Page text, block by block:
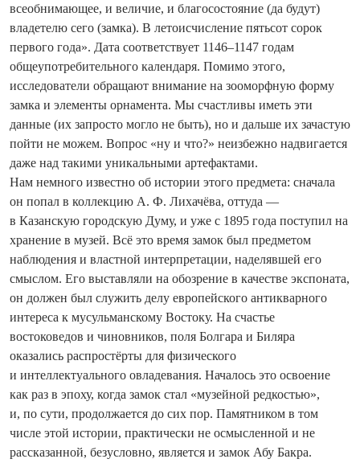
всеобнимающее, и величие, и благосостояние (да будут)
владетелю сего (замка). В ле­тоисчисление пятьсот сорок
первого года». Дата соответствует 1146–1147 годам
общеупотребительного календаря. Помимо этого,
исследователи обращают внимание на зооморфную форму
замка и элементы орнамента. Мы счастливы иметь эти
данные (их запросто могло не быть), но и дальше их зачастую
пойти не можем. Вопрос «ну и что?» неизбежно надвигается
даже над такими уникальными артефактами.
Нам немного известно об истории этого предмета: сначала
он попал в коллекцию А. Ф. Лихачёва, оттуда —
в Казанскую городскую Думу, и уже с 1895 года поступил на
хранение в музей. Всё это время замок был предметом
наблюдения и властной интерпретации, наделявшей его
смыслом. Его выставляли на обозрение в качестве экспоната,
он должен был служить делу европейского антикварного
интереса к мусульманскому Востоку. На счастье
востоковедов и чиновников, поля Болгара и Биляра
оказались распростёрты для физического
и интеллектуального ­овладевания. Началось это освоение
как раз в эпоху, когда замок стал «музейной редкостью»,
и, по сути, продолжается до сих пор. Памятником в том
числе этой истории, практически не осмысленной и не
рассказанной, безусловно, является и замок Абу Бакра.